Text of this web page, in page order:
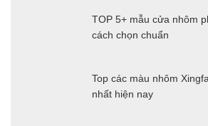
TOP 5+ mẫu cửa nhôm
cách chọn chuẩn
Top các màu nhôm
nhất hiện nay